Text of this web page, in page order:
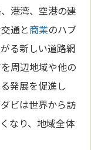
港湾、空港の建
通と商業のハブ
る新しい道路網
周辺地域や他の
発展を促進し
ビは世界から訪
なり、地域全体